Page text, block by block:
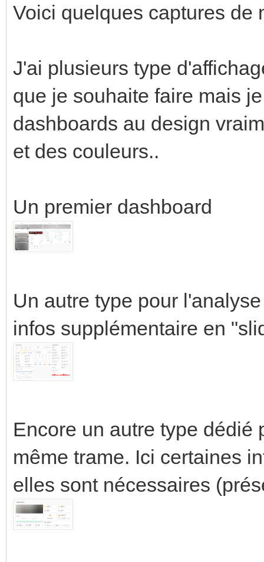
Voici quelques captures de
J'ai plusieurs type
que je souhaite faire mais
dashboards au design
et des couleurs..
Un premier dashboard
Un autre type pour
infos supplémentaire en
Encore un autre type dédié
même trame. Ici certaines
elles sont nécessaires